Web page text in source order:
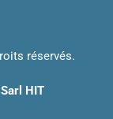
réservés.
Sarl HIT